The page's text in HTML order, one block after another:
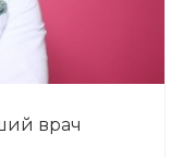
врач